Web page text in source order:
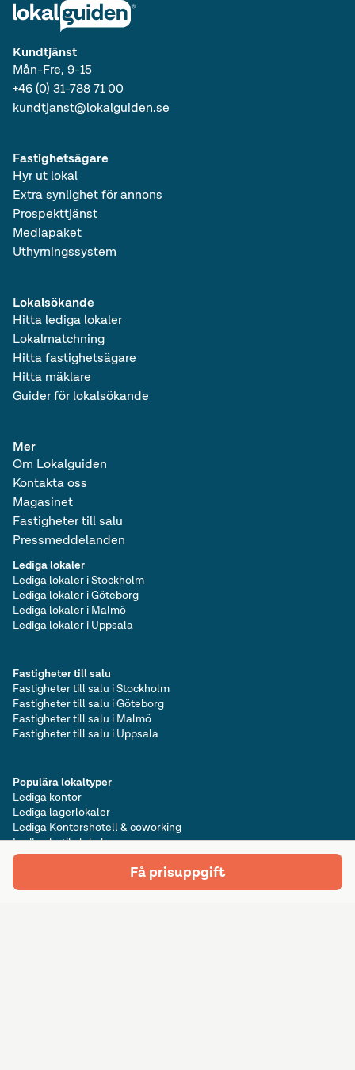
Få prisuppgift
Kundtjänst
Mån-Fre, 9-15
+46 (0) 31-788 71 00
kundtjanst@lokalguiden.se
Lokalsökande
Hitta lediga lokaler
Lokalmatchning
Hitta fastighetsägare
Hitta mäklare
Guider för lokalsökande
Fastighetsägare
Hyr ut lokal
Extra synlighet för annons
Prospekttjänst
Mediapaket
Uthyrningssystem
Mer
Om Lokalguiden
Kontakta oss
Magasinet
Fastigheter till salu
Pressmeddelanden
Lediga lokaler
Lediga lokaler i Stockholm
Lediga lokaler i Göteborg
Lediga lokaler i Malmö
Lediga lokaler i Uppsala
Populära lokaltyper
Lediga kontor
Lediga lagerlokaler
Lediga Kontorshotell & coworking
Lediga butikslokaler
Fastigheter till salu
Fastigheter till salu i Stockholm
Fastigheter till salu i Göteborg
Fastigheter till salu i Malmö
Fastigheter till salu i Uppsala
Mark till salu